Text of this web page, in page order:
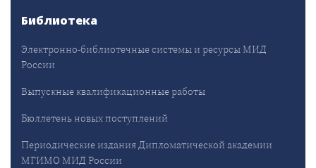
Библиотека
Электронно-библиотечные системы и ресурсы МИД
России
Выпускные квалификационные работы
Бюллетень новых поступлений
Периодические издания Дипломатической академии
МГИМО МИД России